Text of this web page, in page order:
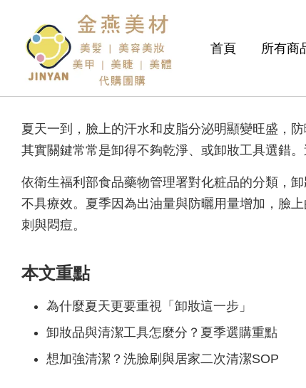
首頁 所有商
夏天一到，臉上的汗水和皮脂分泌明顯變旺盛，
其實關鍵常常是卸得不夠乾淨、或卸妝工具選錯
依衛生福利部食品藥物管理署對化粧品的分類，
不具療效。夏季因為出油量與防曬用量增加，臉
刺與悶痘。
本文重點
為什麼夏天更要重視「卸妝這一步」
卸妝品與清潔工具怎麼分？夏季選購重點
想加強清潔？洗臉刷與居家二次清潔SOP